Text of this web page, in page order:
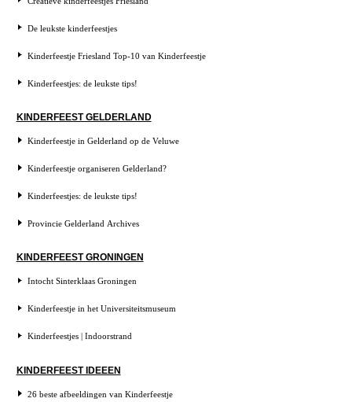
De leukste kinderfeestjes
Kinderfeestje Friesland Top-10 van Kinderfeestje
Kinderfeestjes: de leukste tips!
KINDERFEEST GELDERLAND
Kinderfeestje in Gelderland op de Veluwe
Kinderfeestje organiseren Gelderland?
Kinderfeestjes: de leukste tips!
Provincie Gelderland Archives
KINDERFEEST GRONINGEN
Intocht Sinterklaas Groningen
Kinderfeestje in het Universiteitsmuseum
Kinderfeestjes | Indoorstrand
KINDERFEEST IDEEEN
26 beste afbeeldingen van Kinderfeestje